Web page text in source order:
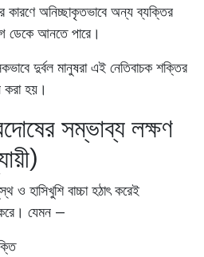
কারণে অনিচ্ছাকৃতভাবে অন্য ব্যক্তির
ডেকে আনতে পারে।
দুর্বল মানুষরা এই নেতিবাচক শক্তির
করা হয়।
সম্ভাব্য লক্ষণ
হাসিখুশি বাচ্চা হঠাৎ করেই
যেমন —